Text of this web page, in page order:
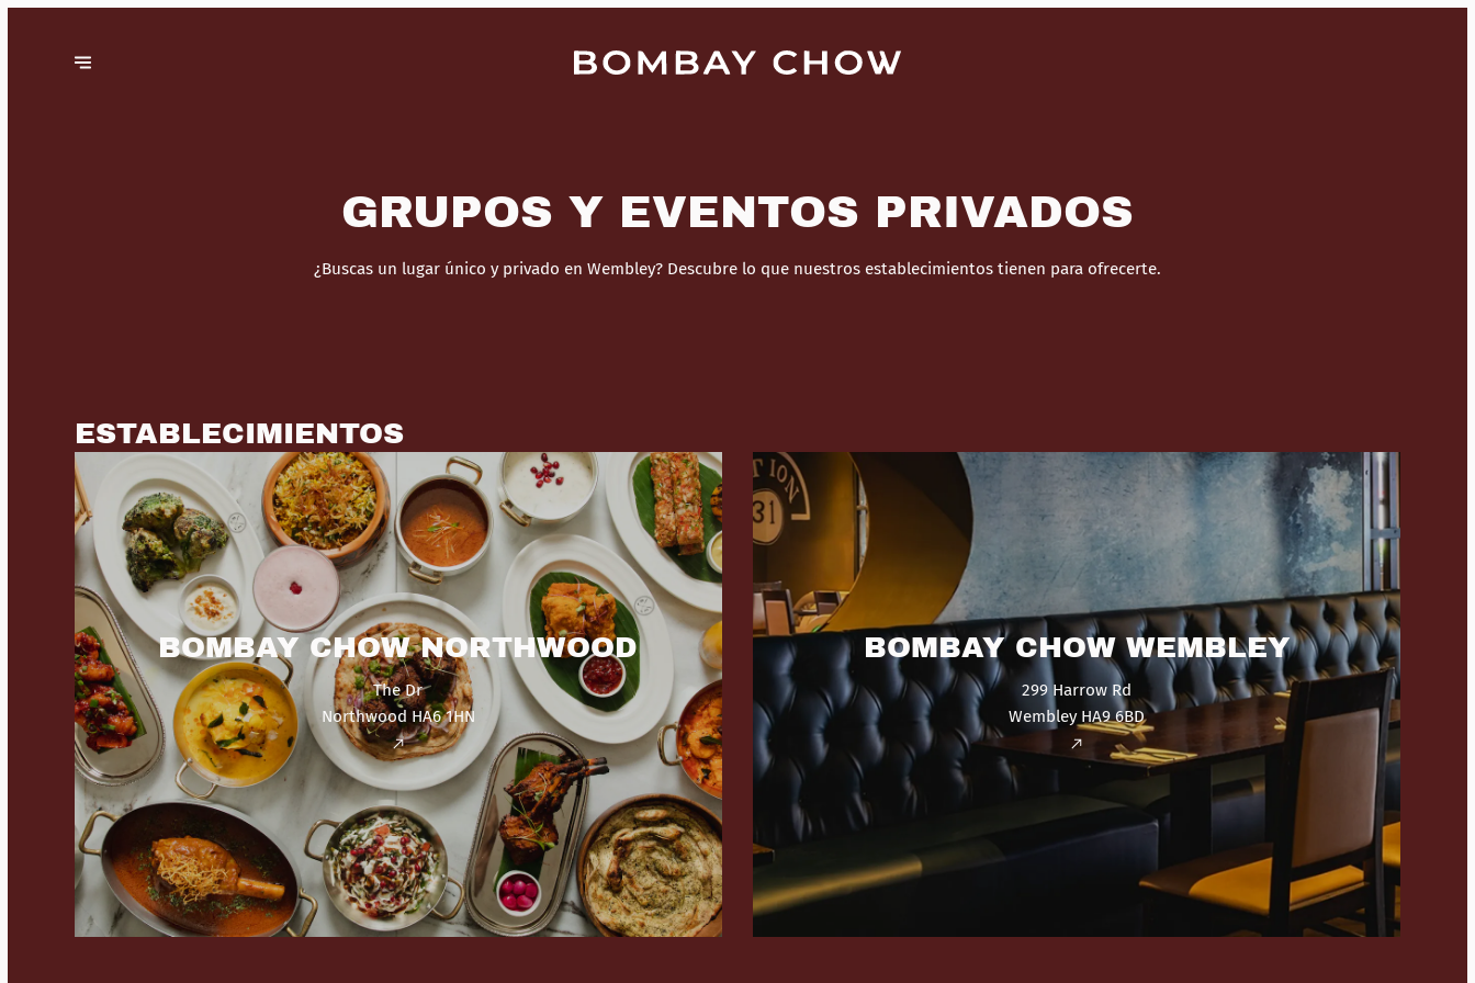
GRUPOS Y EVENTOS PRIVADOS
¿Buscas un lugar único y privado en Wembley? Descubre lo que nuestros establecimientos tienen para ofrecerte.
ESTABLECIMIENTOS
BOMBAY CHOW NORTHWOOD
The Dr
Northwood HA6 1HN
BOMBAY CHOW WEMBLEY
299 Harrow Rd
Wembley HA9 6BD